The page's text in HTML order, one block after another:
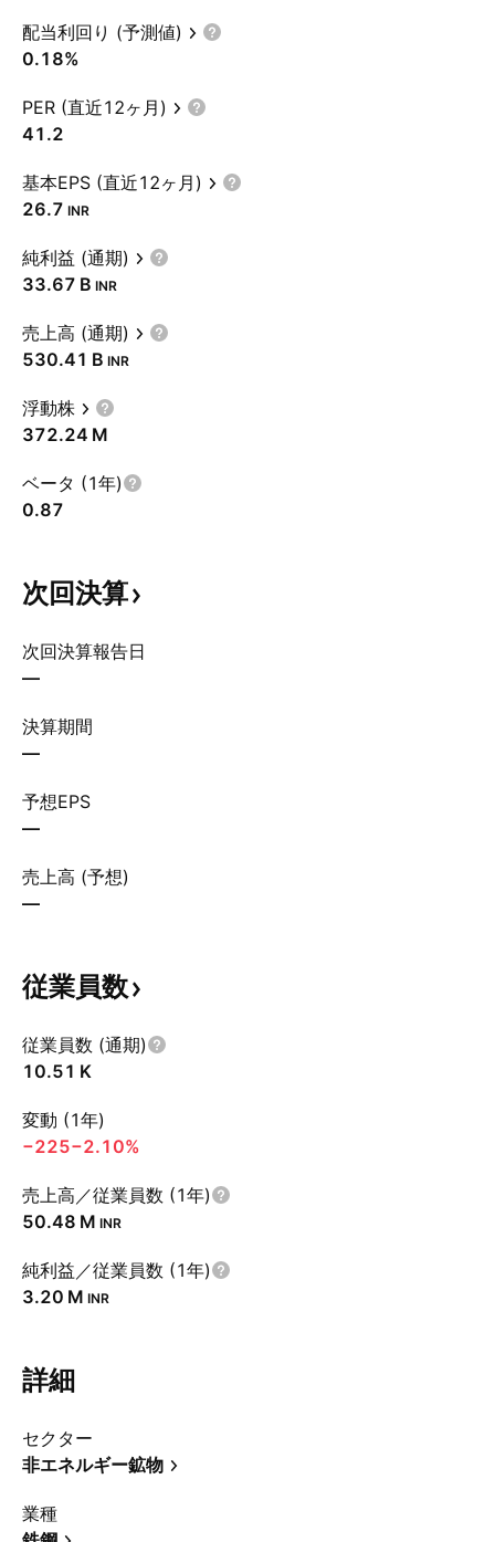
配当利回り (予測値)
0.18%
PER (直近12ヶ月)
41.2
基本EPS (直近12ヶ月)
26.7 INR
純利益 (通期)
‪33.67 B‬ INR
売上高 (通期)
‪530.41 B‬ INR
浮動株
‪372.24 M‬
ベータ (1年)
0.87
次回決算
次回決算報告日
—
決算期間
—
予想EPS
—
売上高 (予想)
—
従業員数
従業員数 (通期)
‪10.51 K‬
変動 (1年)
−225−2.10%
売上高／従業員数 (1年)
‪50.48 M‬ INR
純利益／従業員数 (1年)
‪3.20 M‬ INR
詳細
セクター
非エネルギー鉱物
業種